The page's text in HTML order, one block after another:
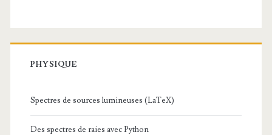
PHYSIQUE
Spectres de sources lumineuses (LaTeX)
Des spectres de raies avec Python